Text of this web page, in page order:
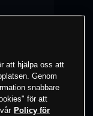
att hjälpa oss att
Genom
snabbare
för att
Policy för